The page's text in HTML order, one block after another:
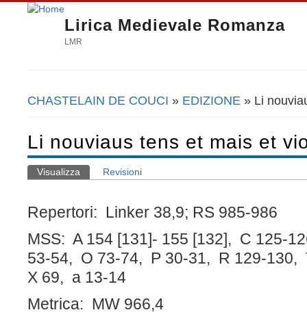
Lirica Medievale Romanza
LMR
Tu sei qui
CHASTELAIN DE COUCI » EDIZIONE » Li
Li nouviaus tens et mais et
Schede primarie
Visualizza (scheda attiva)
Revisioni
Repertori: Linker 38,9; RS 985-986
MSS: A 154 [131]- 155 [132], C 125-
53-54, O 73-74, P 30-31, R 129-
X 69, a 13-14
Metrica: MW 966,4